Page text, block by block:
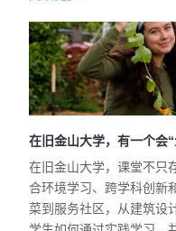
在旧金山大学，有一个会
在旧金山大学，课堂不只
合环境学习、跨学科创新
菜到服务社区，从建筑设